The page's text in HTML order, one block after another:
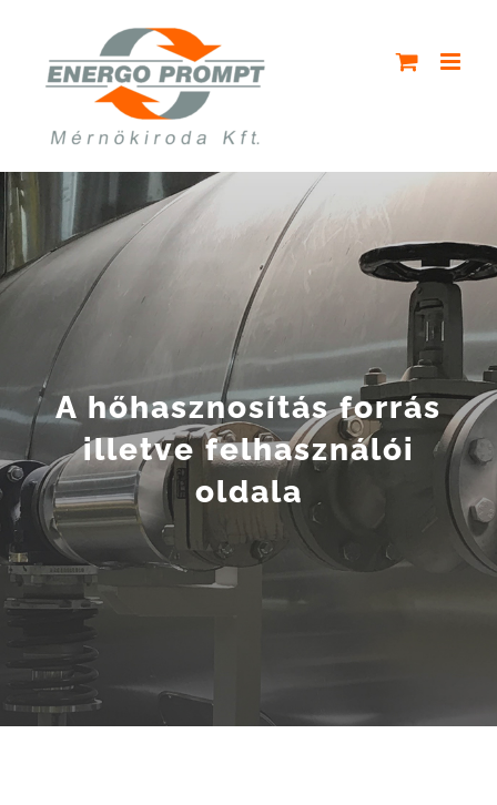
A hőhasznosítás forrás
illetve felhasználói
oldala